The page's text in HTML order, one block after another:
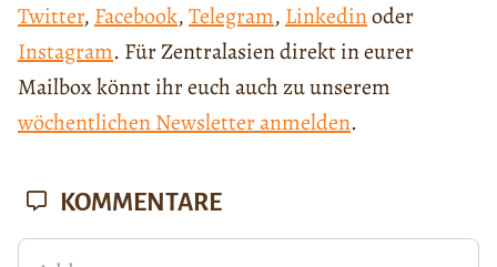
Twitter, Facebook,Telegram, Linkedinoder
Instagram. Für Zentralasien direkt in eurer
Mailbox könnt ihr euch auch zu unserem
wöchentlichen Newsletter anmelden.
KOMMENTARE